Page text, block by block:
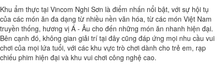
Khu ẩm thực tại Vincom Nghi Sơn là điểm nhấn nổi bật, với sự hội tụ
của các món ăn đa dạng từ nhiều nền văn hóa, từ các món Việt Nam
truyền thống, hương vị Á - Âu cho đến những món ăn nhanh hiện đại.
Bên cạnh đó, không gian giải trí tại đây cũng đáp ứng mọi nhu cầu vui
chơi của mọi lứa tuổi, với các khu vực trò chơi dành cho trẻ em, rạp
chiếu phim hiện đại và khu vui chơi công nghệ cao.